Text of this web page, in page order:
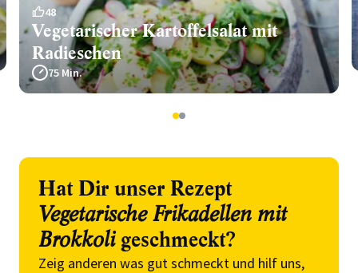
48
Vegetarischer Kartoffelsalat mit
Radieschen
75 Min.
12
Hat Dir unser Rezept
Vegetarische Frikadellen mit
Brokkoligeschmeckt?
Zeig anderen was gut schmeckt und hilf uns,